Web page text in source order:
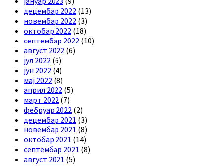
децембар 2022 (13)
новембар 2022 (3)
октобар 2022 (18)
септембар 2022 (10)
август 2022 (6)
јул 2022 (6)
јун 2022 (4)
мај 2022 (8)
април 2022 (5)
март 2022 (7)
фебруар 2022 (2)
децембар 2021 (3)
новембар 2021 (8)
октобар 2021 (14)
септембар 2021 (8)
август 2021 (5)